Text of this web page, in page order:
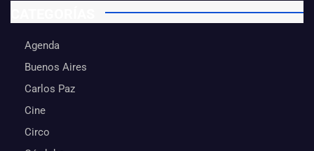
Agenda
Buenos Aires
Carlos Paz
Cine
Circo